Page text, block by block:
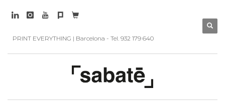
PRINT EVERYTHING | Barcelona - Tel. 932 179 640